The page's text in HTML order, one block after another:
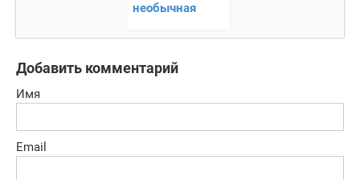
необычная
Добавить комментарий
Имя
Email